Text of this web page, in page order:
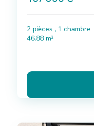
2 pièces , 1 chambre
46.88 m²